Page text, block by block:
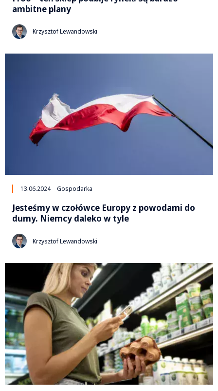
ambitne plany
Krzysztof Lewandowski
13.06.2024 Gospodarka
Jesteśmy w czołówce Europy z powodami do
dumy. Niemcy daleko w tyle
Krzysztof Lewandowski